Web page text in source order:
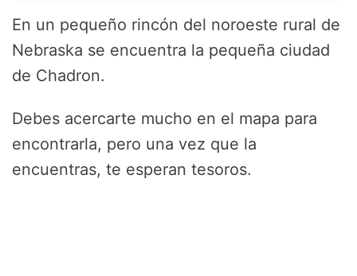
En un pequeño rincón del noroeste rural de
Nebraska se encuentra la pequeña ciudad
de Chadron.
Debes acercarte mucho en el mapa para
encontrarla, pero una vez que la
encuentras, te esperan tesoros.